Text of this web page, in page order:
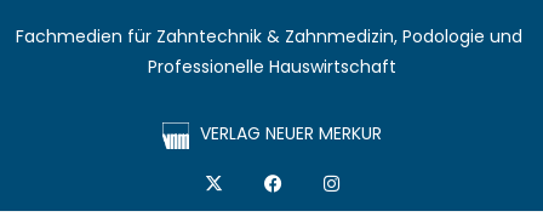
Fachmedien für Zahntechnik & Zahnmedizin, Podologie und
Professionelle Hauswirtschaft
VERLAG NEUER MERKUR